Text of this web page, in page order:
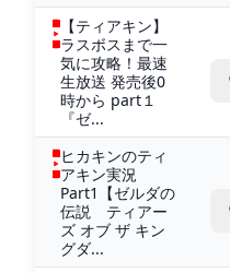
【ティアキン】
ラスボスまで一
気に攻略！最速
生放送 発売後0
時から part１
『ゼ...
ヒカキンのティ
アキン実況
Part1【ゼルダの
伝説 ティアー
ズ オブ ザ キン
グダ...